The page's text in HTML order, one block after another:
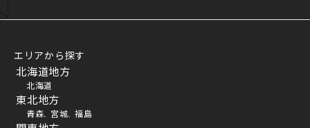
エリアから探す
北海道地方
北海道
東北地方
青森、 宮城、 福島